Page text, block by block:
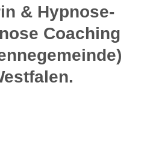
& Hypnose-
Coaching